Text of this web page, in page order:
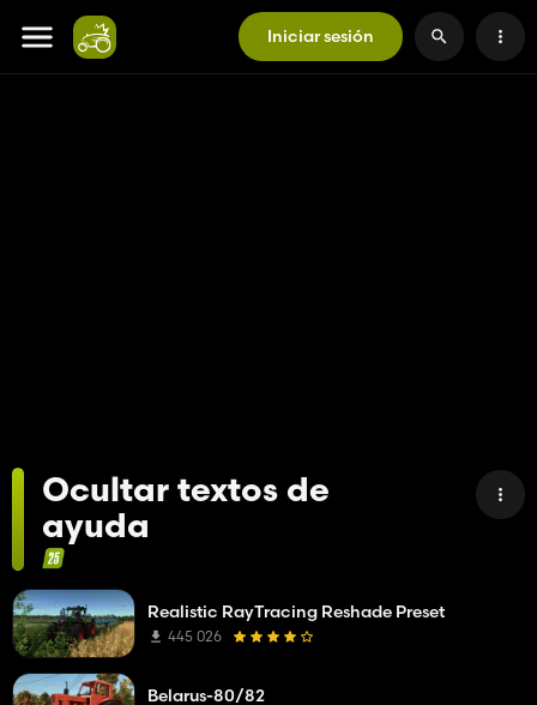
Iniciar sesión
Ocultar textos de
ayuda
Realistic RayTracing Reshade Preset
445 026
Belarus-80/82